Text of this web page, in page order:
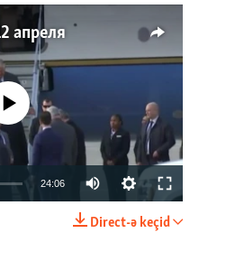
апреля
currently available
24:06
Direct-ə keçid